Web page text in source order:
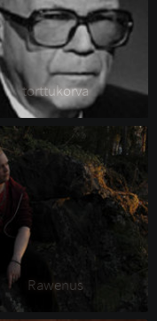
torttukorva
Rawenus